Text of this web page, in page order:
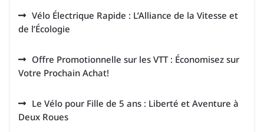
Vélo Électrique Rapide : L’Alliance de la Vitesse et
de l’Écologie
Offre Promotionnelle sur les VTT : Économisez sur
Votre Prochain Achat!
Le Vélo pour Fille de 5 ans : Liberté et Aventure à
Deux Roues